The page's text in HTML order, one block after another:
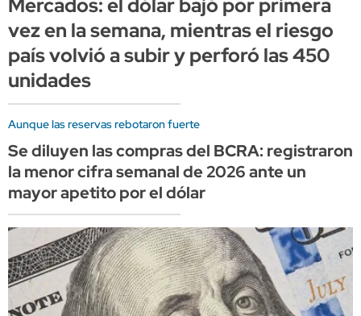
Mercados: el dólar bajó por primera
vez en la semana, mientras el riesgo
país volvió a subir y perforó las 450
unidades
Aunque las reservas rebotaron fuerte
Se diluyen las compras del BCRA: registraron
la menor cifra semanal de 2026 ante un
mayor apetito por el dólar